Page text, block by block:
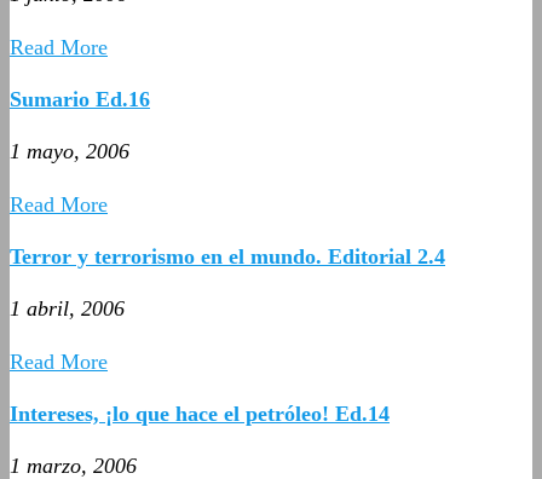
Read More
Sumario Ed.16
1 mayo, 2006
Read More
Terror y terrorismo en el mundo. Editorial 2.4
1 abril, 2006
Read More
Intereses, ¡lo que hace el petróleo! Ed.14
1 marzo, 2006